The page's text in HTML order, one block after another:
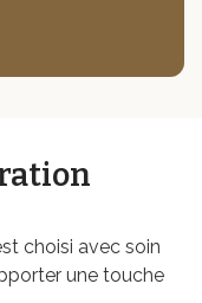
choisi avec soin
une touche